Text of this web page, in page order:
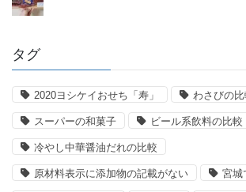
タグ
2020ヨシケイおせち「寿」 わさびの比
スーパーの和菓子 ビール系飲料の比較
冷やし中華醤油だれの比較
原材料表示に添加物の記載がない 宮城